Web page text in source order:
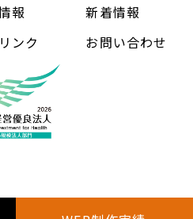
報
新着情報
ンク お問い合わせ